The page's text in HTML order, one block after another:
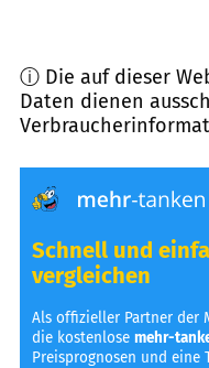
ⓘ Die auf dieser
Daten dienen
Schnell und
vergleichen
Als offizieller Partner der
die kostenlosemehr-
Preisprognosen und eine